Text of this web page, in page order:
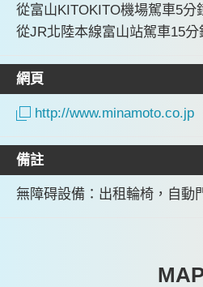
從富山KITOKITO機場駕車5分
從JR北陸本線富山站駕車15分
網頁
http://www.minamoto.co.jp
備註
無障碍設備：出租輪椅，自動